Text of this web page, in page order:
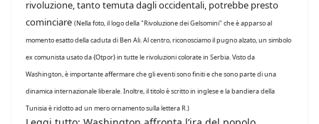
rivoluzione, tanto temuta dagli occidentali, potrebbe presto
cominciare (Nella foto, il logo della "Rivoluzione dei Gelsomini" che è apparso al
momento esatto della caduta di Ben Ali. Al centro, riconosciamo il pugno alzato, un simbolo
ex comunista usato da {Otpor} in tutte le rivoluzioni colorate in Serbia. Visto da
Washington, è importante affermare che gli eventi sono finiti e che sono parte di una
dinamica internazionale liberale. Inoltre, il titolo è scritto in inglese e la bandiera della
Tunisia è ridotto ad un mero ornamento sulla lettera R.)